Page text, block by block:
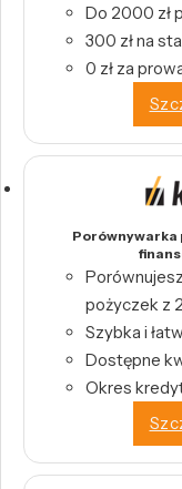
Do 2000 zł
300 zł na
0 zł za
pożyczek z
Szybka i
Dostępne
Okres